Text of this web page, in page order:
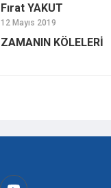
Fırat YAKUT
12 Mayıs 2019
ZAMANIN KÖLELERİ